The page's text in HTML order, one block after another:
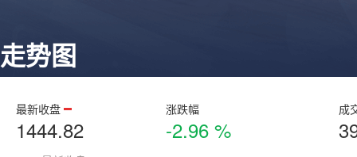
走势图
最新收盘
1444.82
涨跌幅
-2.96 %
成